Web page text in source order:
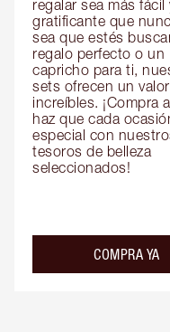
regalar sea más fácil
gratificante que
sea que estés
regalo perfecto o un
capricho para ti,
sets ofrecen un
increíbles. ¡Compra
haz que cada
especial con
tesoros de belleza
seleccionados!
COMPRA YA